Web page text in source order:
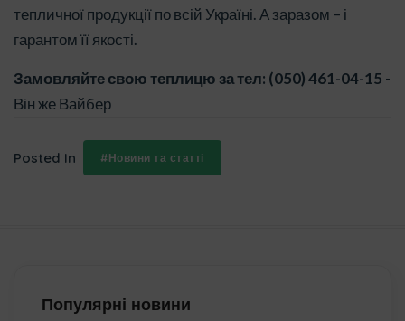
тепличної продукції по всій Україні. А заразом – і
гарантом її якості.
Замовляйте свою теплицю за тел: (050) 461-04-15 -
Він же Вайбер
Posted In #Новини та статті
Популярні новини